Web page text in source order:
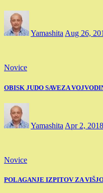
Yamashita Aug 26,
Novice
OBISK JUDO SAVEZA
Yamashita Apr 2, 2018
Novice
POLAGANJE IZPITOV ZA